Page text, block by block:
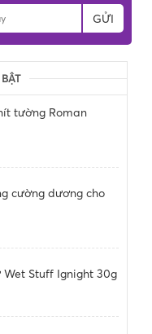
GỬI
tường Roman
cường dương cho
Stuff Ignight 30g